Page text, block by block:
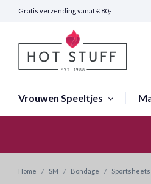
Gratis verzending vanaf € 80,-
Vrouwen Speeltjes
Home SM Bondage